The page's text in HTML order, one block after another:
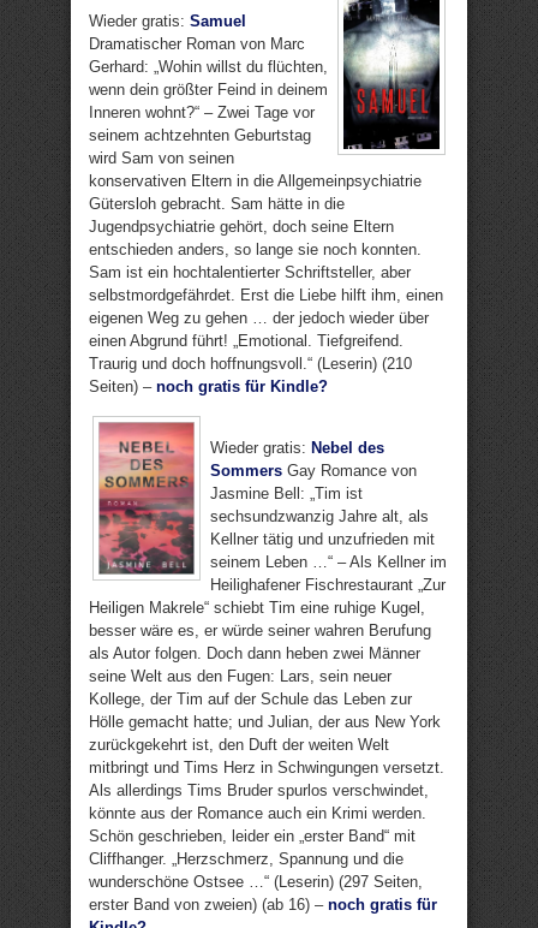
Wieder gratis: Samuel
Dramatischer Roman von Marc
Gerhard: „Wohin willst du flüchten,
wenn dein größter Feind in deinem
Inneren wohnt?“ – Zwei Tage vor
seinem achtzehnten Geburtstag
wird Sam von seinen
konservativen Eltern in die Allgemeinpsychiatrie
Gütersloh gebracht. Sam hätte in die
Jugendpsychiatrie gehört, doch seine Eltern
entschieden anders, so lange sie noch konnten.
Sam ist ein hochtalentierter Schriftsteller, aber
selbstmordgefährdet. Erst die Liebe hilft ihm, einen
eigenen Weg zu gehen … der jedoch wieder über
einen Abgrund führt! „Emotional. Tiefgreifend.
Traurig und doch hoffnungsvoll.“ (Leserin) (210
Seiten) – noch gratis für Kindle?
Wieder gratis: Nebel des
Sommers Gay Romance von
Jasmine Bell: „Tim ist
sechsundzwanzig Jahre alt, als
Kellner tätig und unzufrieden mit
seinem Leben …“ – Als Kellner im
Heilighafener Fischrestaurant „Zur
Heiligen Makrele“ schiebt Tim eine ruhige Kugel,
besser wäre es, er würde seiner wahren Berufung
als Autor folgen. Doch dann heben zwei Männer
seine Welt aus den Fugen: Lars, sein neuer
Kollege, der Tim auf der Schule das Leben zur
Hölle gemacht hatte; und Julian, der aus New York
zurückgekehrt ist, den Duft der weiten Welt
mitbringt und Tims Herz in Schwingungen versetzt.
Als allerdings Tims Bruder spurlos verschwindet,
könnte aus der Romance auch ein Krimi werden.
Schön geschrieben, leider ein „erster Band“ mit
Cliffhanger. „Herzschmerz, Spannung und die
wunderschöne Ostsee …“ (Leserin) (297 Seiten,
erster Band von zweien) (ab 16) – noch gratis für